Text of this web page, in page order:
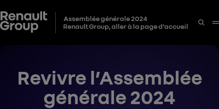
Assemblée générale 2024
Renault Group, aller à la page d'accueil
Revivre l’Assemblée
générale 2024